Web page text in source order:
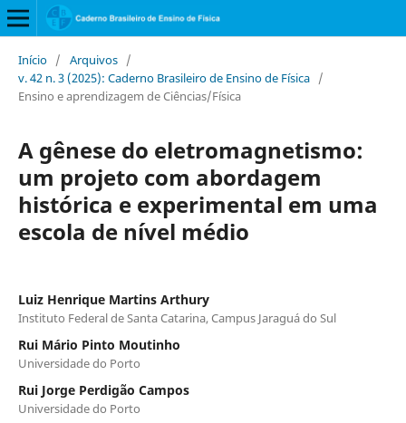
Início / Arquivos /
v. 42 n. 3 (2025): Caderno Brasileiro de Ensino de Física /
Ensino e aprendizagem de Ciências/Física
A gênese do eletromagnetismo:
um projeto com abordagem
histórica e experimental em uma
escola de nível médio
Luiz Henrique Martins Arthury
Instituto Federal de Santa Catarina, Campus Jaraguá do Sul
Rui Mário Pinto Moutinho
Universidade do Porto
Rui Jorge Perdigão Campos
Universidade do Porto